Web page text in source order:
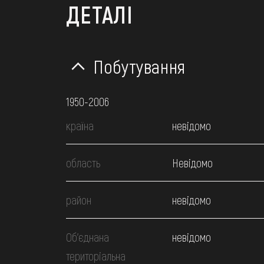
ДЕТАЛІ
Побутування
1950-2006
країна
невідомо
область Невідомо
район невідомо
Об’єднана
територіальна
невідомо